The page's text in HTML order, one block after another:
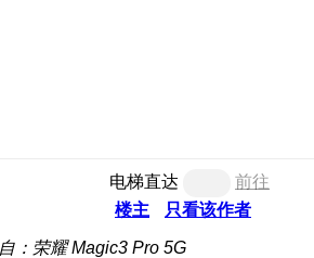
电梯直达
前往
楼主
只看该作者
：荣耀 Magic3 Pro 5G